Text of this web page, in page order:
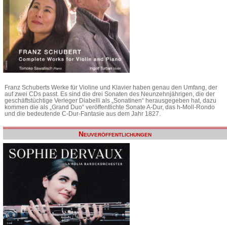
Franz Schuberts Werke für Violine und Klavier haben genau den Umfang, der
auf zwei CDs passt. Es sind die drei Sonaten des Neunzehnjährigen, die der
geschäftstüchtige Verleger Diabelli als „Sonatinen“ herausgegeben hat, dazu
kommen die als „Grand Duo“ veröffentlichte Sonate A-Dur, das h-Moll-Rondo
und die bedeutende C-Dur-Fantasie aus dem Jahr 1827.
Neuveröffentlichungen